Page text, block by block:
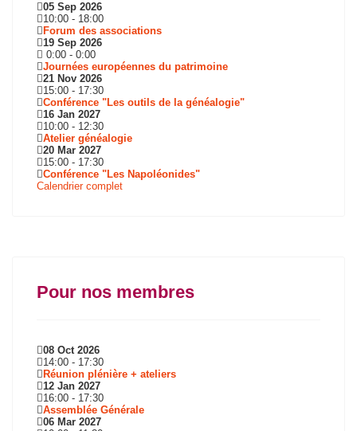
05 Sep 2026
10:00 - 18:00
Forum des associations
19 Sep 2026
0:00 - 0:00
Journées européennes du patrimoine
21 Nov 2026
15:00 - 17:30
Conférence "Les outils de la généalogie"
16 Jan 2027
10:00 - 12:30
Atelier généalogie
20 Mar 2027
15:00 - 17:30
Conférence "Les Napoléonides"
Calendrier complet
Pour nos membres
08 Oct 2026
14:00 - 17:30
Réunion plénière + ateliers
12 Jan 2027
16:00 - 17:30
Assemblée Générale
06 Mar 2027